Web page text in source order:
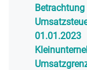
Betrachtung
01.01.2023